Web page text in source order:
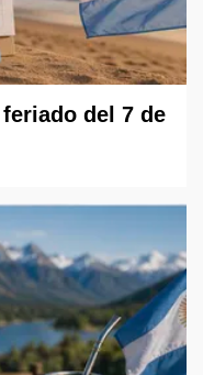
del 7 de